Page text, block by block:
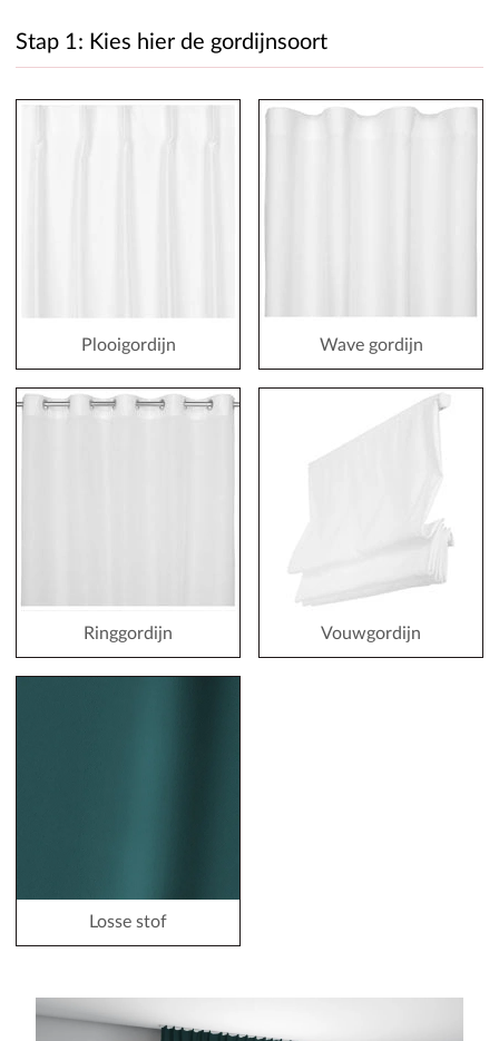
Stap 1: Kies hier de gordijnsoort
Plooigordijn Wave gordijn
Ringgordijn Vouwgordijn
Losse stof